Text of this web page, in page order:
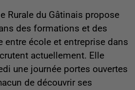
Rurale du Gâtinais propose
des formations et des
entre école et entreprise dans
actuellement. Elle
une journée portes ouvertes
de découvrir ses